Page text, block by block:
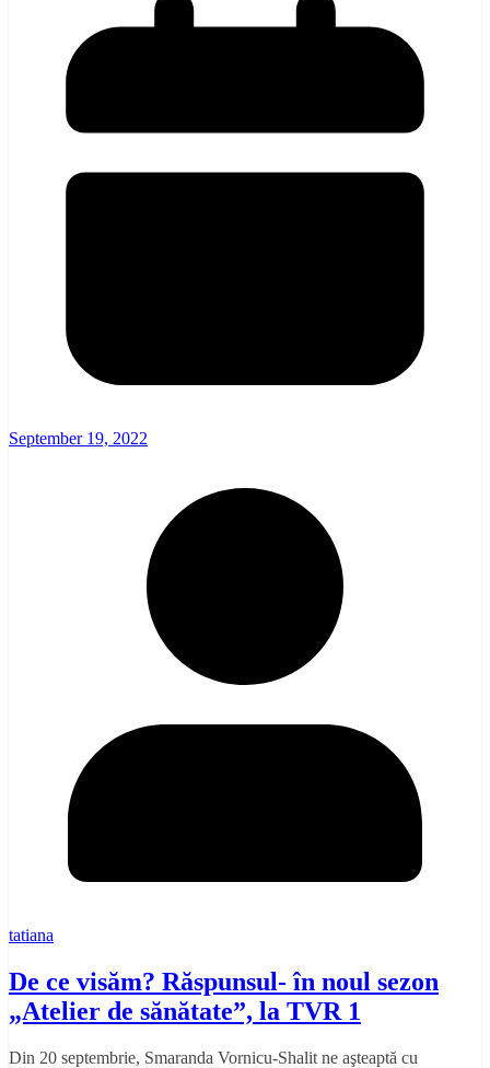
September 19, 2022
tatiana
De ce visăm? Răspunsul- în noul sezon
„Atelier de sănătate”, la TVR 1
Din 20 septembrie, Smaranda Vornicu-Shalit ne aşteaptă cu